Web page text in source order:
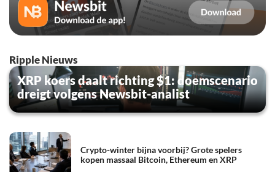
Ripple Nieuws
XRP koers daalt richting $1: doemscenario
dreigt volgens Newsbit-analist
Crypto-winter bijna voorbij? Grote spelers
kopen massaal Bitcoin, Ethereum en XRP